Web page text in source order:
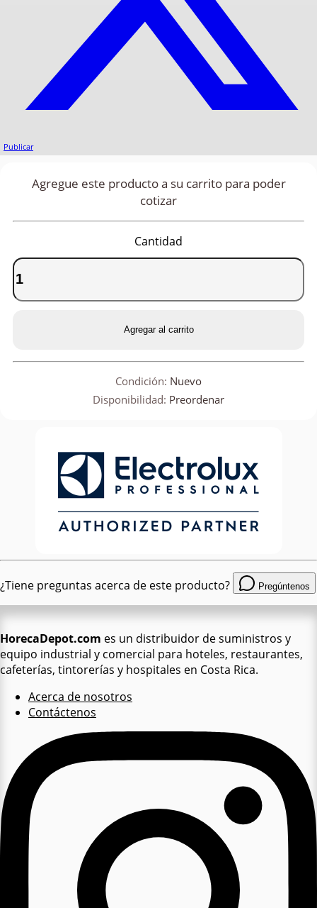
Publicar
Agregue este producto a su carrito para poder
cotizar
Cantidad
Agregar al carrito
Condición: Nuevo
Disponibilidad: Preordenar
¿Tiene preguntas acerca de este producto? Pregúntenos
HorecaDepot.com es un distribuidor de suministros y
equipo industrial y comercial para hoteles, restaurantes,
cafeterías, tintorerías y hospitales en Costa Rica.
Acerca de nosotros
Contáctenos